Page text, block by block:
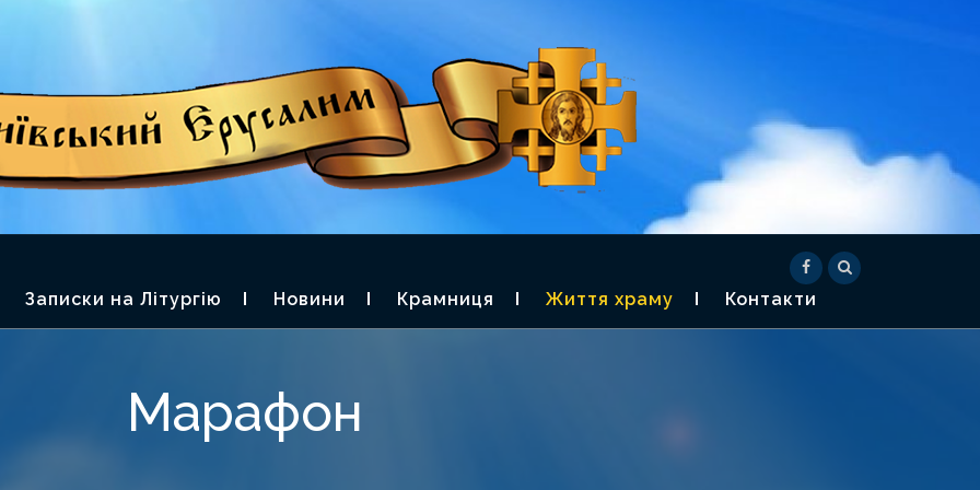
ФЕОДОРА ОСВЯЧЕНОГО
ЄРУСАЛИМ) -2026
Записки на Літургію Новини Крамниця Життя храму Контакти
Марафон